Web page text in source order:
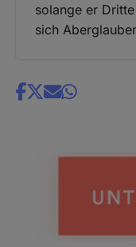
solange er
sich
Share